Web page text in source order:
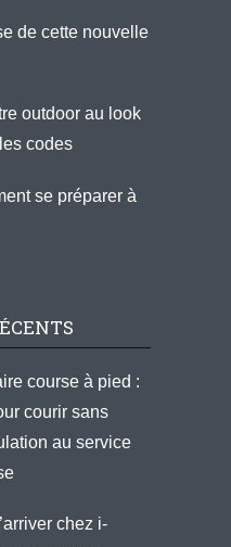
de cette nouvelle
outdoor au look
codes
se préparer à
course à pied :
courir sans
au service
chez i-